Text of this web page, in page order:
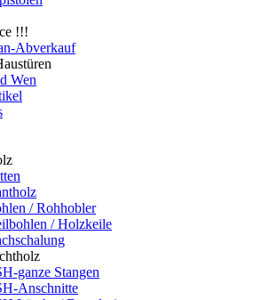
!!!
Abverkauf
Wen
/ Rohhobler
/ Holzkeile
ganze Stangen
Anschnitte